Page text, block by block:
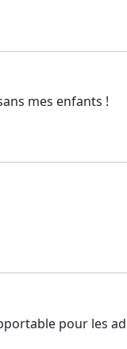
mes enfants !
pour les